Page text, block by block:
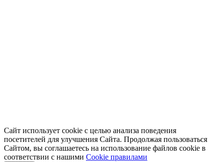
Сайт использует cookie с целью анализа поведения
посетителей для улучшения Сайта. Продолжая пользоваться
Сайтом, вы соглашаетесь на использование файлов cookie в
соответствии с нашими Cookiе правилами